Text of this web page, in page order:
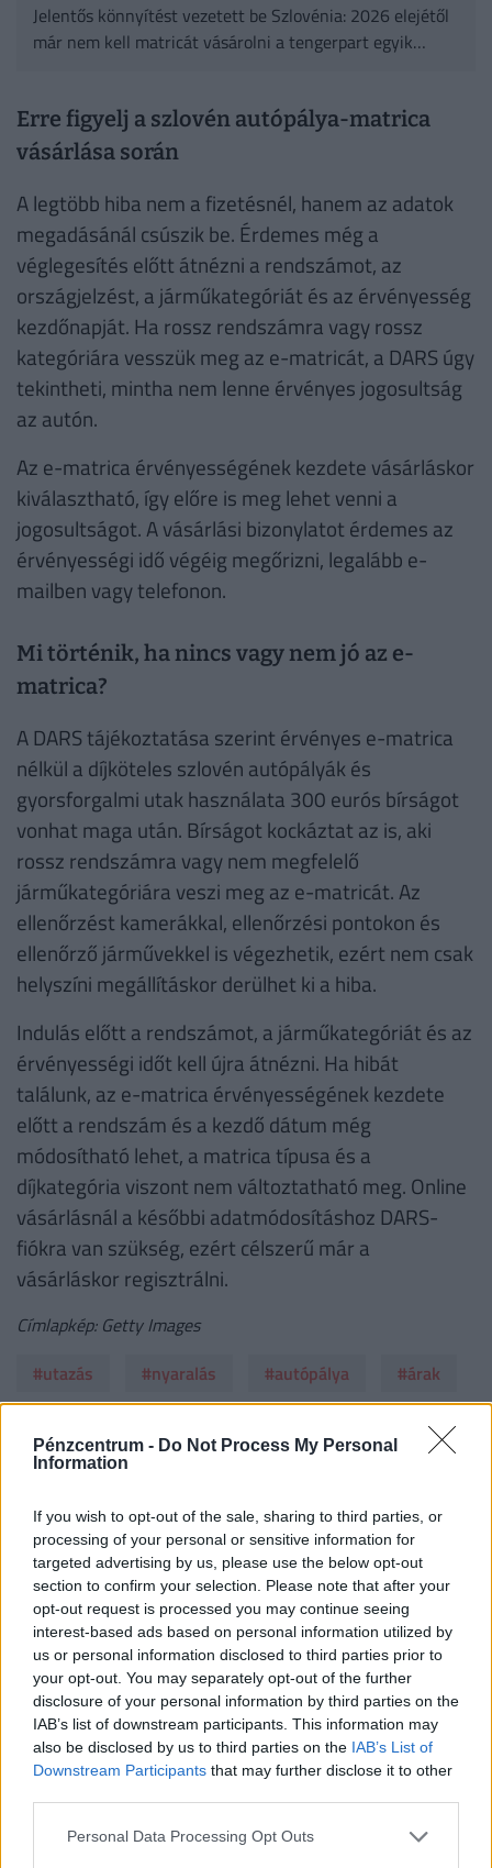
Pénzcentrum - Do Not Process My Personal
Information
If you wish to opt-out of the sale, sharing to third parties, or
processing of your personal or sensitive information for
targeted advertising by us, please use the below opt-out
section to confirm your selection. Please note that after your
opt-out request is processed you may continue seeing
interest-based ads based on personal information utilized by
us or personal information disclosed to third parties prior to
your opt-out. You may separately opt-out of the further
disclosure of your personal information by third parties on the
IAB’s list of downstream participants. This information may
also be disclosed by us to third parties on the IAB’s List of
Downstream Participants that may further disclose it to other
Personal Data Processing Opt Outs
Jelentős könnyítést vezetett be Szlovénia: 2026 elejétől
már nem kell matricát vásárolni a tengerpart egyik
Erre figyelj a szlovén autópálya-matrica
vásárlása során
A legtöbb hiba nem a fizetésnél, hanem az adatok
megadásánál csúszik be. Érdemes még a
véglegesítés előtt átnézni a rendszámot, az
országjelzést, a járműkategóriát és az érvényesség
kezdőnapját. Ha rossz rendszámra vagy rossz
kategóriára vesszük meg az e-matricát, a DARS úgy
tekintheti, mintha nem lenne érvényes jogosultság
az autón.
Az e-matrica érvényességének kezdete vásárláskor
kiválasztható, így előre is meg lehet venni a
jogosultságot. A vásárlási bizonylatot érdemes az
érvényességi idő végéig megőrizni, legalább e-
mailben vagy telefonon.
Mi történik, ha nincs vagy nem jó az e-
matrica?
A DARS tájékoztatása szerint érvényes e-matrica
nélkül a díjköteles szlovén autópályák és
gyorsforgalmi utak használata 300 eurós bírságot
vonhat maga után. Bírságot kockáztat az is, aki
rossz rendszámra vagy nem megfelelő
járműkategóriára veszi meg az e-matricát. Az
ellenőrzést kamerákkal, ellenőrzési pontokon és
ellenőrző járművekkel is végezhetik, ezért nem csak
helyszíni megállításkor derülhet ki a hiba.
Indulás előtt a rendszámot, a járműkategóriát és az
érvényességi időt kell újra átnézni. Ha hibát
találunk, az e-matrica érvényességének kezdete
előtt a rendszám és a kezdő dátum még
módosítható lehet, a matrica típusa és a
díjkategória viszont nem változtatható meg. Online
vásárlásnál a későbbi adatmódosításhoz DARS-
fiókra van szükség, ezért célszerű már a
vásárláskor regisztrálni.
Címlapkép: Getty Images
#utazás
#nyaralás #autópálya
#árak
#szlovénia
#autópályadíj
#autósok
#autópálya-matrica
#külföldi utazás
0 HOZZÁSZÓLÁS
Csak bejelentkezett felhasználó szólhat hozzá.
Belépés itt!
A kommentkezelési szabályzatotitt találod.
Még nincsenek hozzászólások. Legyél te az első!